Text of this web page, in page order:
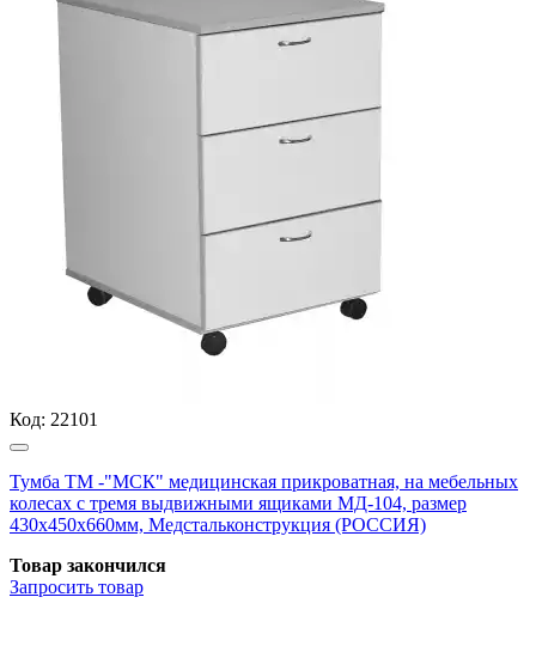
Код: 22101
Тумба ТМ -"МСК" медицинская прикроватная, на мебельных
колесах с тремя выдвижными ящиками МД-104, размер
430х450х660мм, Медстальконструкция (РОССИЯ)
Товар закончился
Запросить товар